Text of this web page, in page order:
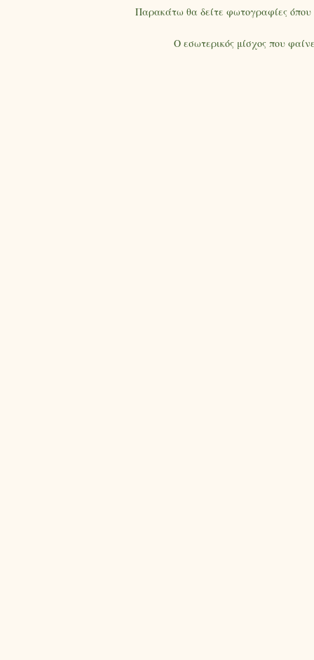
Παρακάτω θα δείτε φωτογραφίες όπου
Ο εσωτερικός μίσχος που